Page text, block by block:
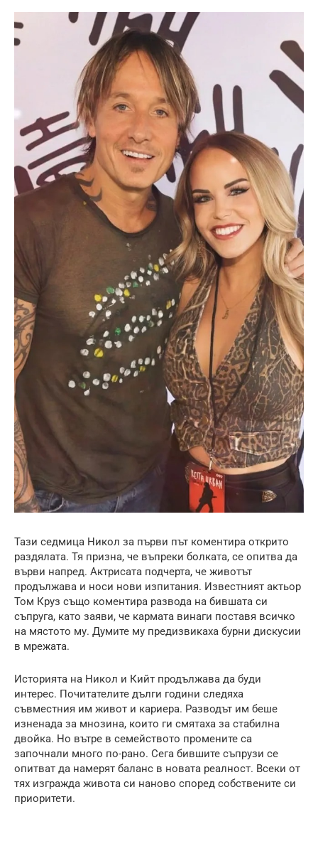
Тази седмица Никол за първи път коментира открито
раздялата. Тя призна, че въпреки болката, се опитва да
върви напред. Актрисата подчерта, че животът
продължава и носи нови изпитания. Известният актьор
Том Круз също коментира развода на бившата си
съпруга, като заяви, че кармата винаги поставя всичко
на мястото му. Думите му предизвикаха бурни дискусии
в мрежата.
Историята на Никол и Кийт продължава да буди
интерес. Почитателите дълги години следяха
съвместния им живот и кариера. Разводът им беше
изненада за мнозина, които ги смятаха за стабилна
двойка. Но вътре в семейството промените са
започнали много по-рано. Сега бившите съпрузи се
опитват да намерят баланс в новата реалност. Всеки от
тях изгражда живота си наново според собствените си
приоритети.